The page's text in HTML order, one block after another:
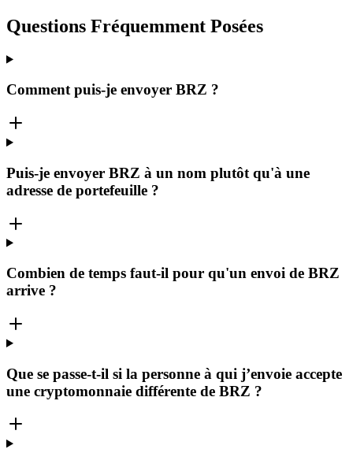
Questions Fréquemment Posées
Comment puis-je envoyer BRZ ?
Puis-je envoyer BRZ à un nom plutôt qu'à une
adresse de portefeuille ?
Combien de temps faut-il pour qu'un envoi de BRZ
arrive ?
Que se passe-t-il si la personne à qui j’envoie accepte
une cryptomonnaie différente de BRZ ?